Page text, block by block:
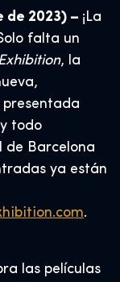
de 2023) – ¡La
falta un
, la
todo
de Barcelona
ya están
.
las películas